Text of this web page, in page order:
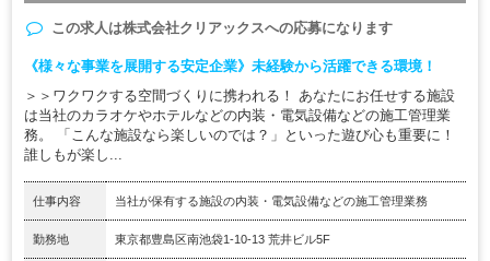
この求人は株式会社クリアックスへの応募になります
《様々な事業を展開する安定企業》未経験から活躍できる環境！
＞＞ワクワクする空間づくりに携われる！ あなたにお任せする施設
は当社のカラオケやホテルなどの内装・電気設備などの施工管理業
務。 「こんな施設なら楽しいのでは？」といった遊び心も重要に！
誰しもが楽し...
仕事内容 当社が保有する施設の内装・電気設備などの施工管理業務
勤務地 東京都豊島区南池袋1-10-13 荒井ビル5F